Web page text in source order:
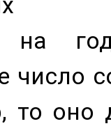
на
число
то оно